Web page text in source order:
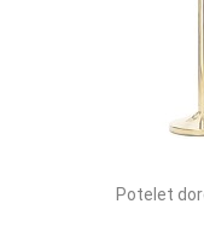
Potelet